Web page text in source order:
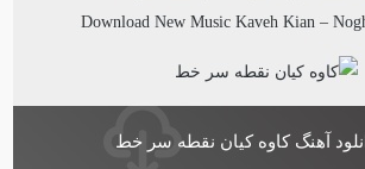
Download New Music Kaveh Kian–
آهنگ کاوه کیان نقطه سر خط